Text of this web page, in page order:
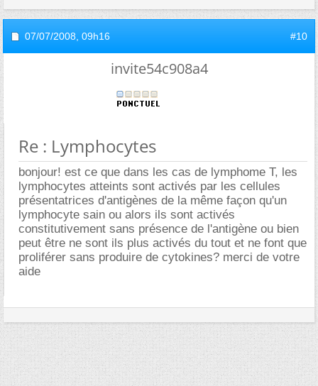
07/07/2008, 09h16 #10
invite54c908a4
Re : Lymphocytes
bonjour! est ce que dans les cas de lymphome T, les
lymphocytes atteints sont activés par les cellules
présentatrices d'antigènes de la même façon qu'un
lymphocyte sain ou alors ils sont activés
constitutivement sans présence de l'antigène ou bien
peut être ne sont ils plus activés du tout et ne font que
proliférer sans produire de cytokines? merci de votre
aide